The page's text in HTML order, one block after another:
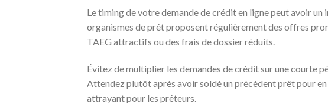
Le timing de votre demande de crédit en ligne peut avoir
organismes de prêt proposent régulièrement des offres
TAEG attractifs ou des frais de dossier réduits.
Évitez de multiplier les demandes de crédit sur une courte
Attendez plutôt après avoir soldé un précédent prêt pour
attrayant pour les prêteurs.